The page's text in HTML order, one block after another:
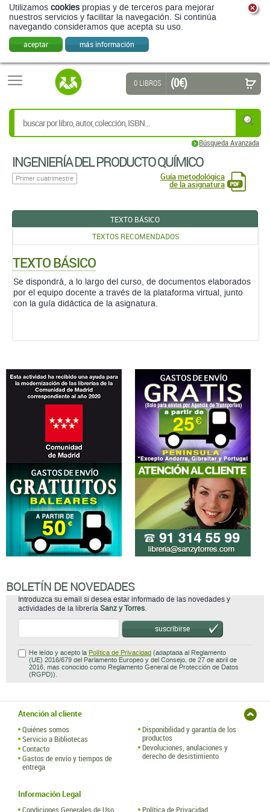
Utilizamos cookies propias y de terceros para mejorar
nuestros servicios y facilitar la navegación. Si continúa
navegando consideramos que acepta su uso.
aceptar más información
Búsqueda Avanzada
0 LIBROS (0 €)
INGENIERÍA DEL PRODUCTO QUÍMICO
Primer cuatrimestre Guía metodológica
de la asignatura
TEXTO BÁSICO
TEXTOS RECOMENDADOS
TEXTO BÁSICO
Se dispondrá, a lo largo del curso, de documentos elaborados
por el equipo docente a través de la plataforma virtual, junto
con la guía didáctica de la asignatura.
BOLETÍN DE NOVEDADES
Introduzca su email si desea estar informado de las novedades y
actividades de la librería Sanz y Torres.
suscribirse
He leído y acepto la Política de Privacidad (adaptada al Reglamento
(UE) 2016/679 del Parlamento Europeo y del Consejo, de 27 de abril de
2016, mas conocido como Reglamento General de Protección de Datos
(RGPD)).
Atención al cliente
Quiénes somos
Servicio a Bibliotecas
Contacto
Gastos de envío y tiempos de
entrega
Disponibilidad y garantía de los
productos
Devoluciones, anulaciones y
derecho de desistimiento
Información Legal
Condiciones Generales de Uso
Política de Privacidad